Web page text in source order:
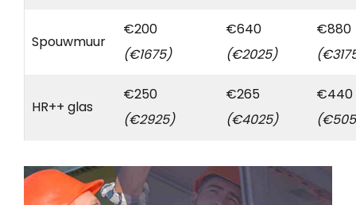
Spouwmuur
€200
(€1675)
€640
(€2025)
€880
HR++ glas
€250
(€2925)
€265
(€4025)
€440